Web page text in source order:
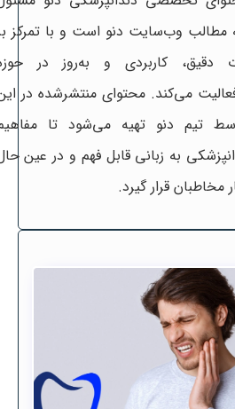
مطالب وب‌سایت دنو است و با تمرکز
دقیق، کاربردی و به‌روز در
می‌کند. محتوای منتشرشده در
تیم دنو تهیه می‌شود تا
به زبانی قابل فهم و در عین
مخاطبان قرار گیرد.